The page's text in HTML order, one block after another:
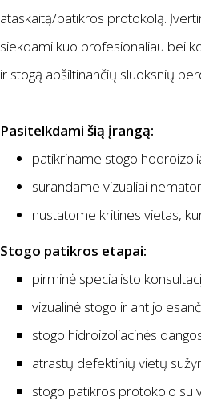
ataskaitą/patikros protokolą.
siekdami kuo profesionaliau bei
ir stogą apšiltinančių sluoksnių
Pasitelkdami šią įrangą:
patikriname stogo
surandame vizualiai
nustatome kritines vietas,
Stogo patikros etapai:
pirminė specialisto
vizualinė stogo ir ant jo
stogo hidroizoliacinės
atrastų defektinių vietų
stogo patikros protokolo su